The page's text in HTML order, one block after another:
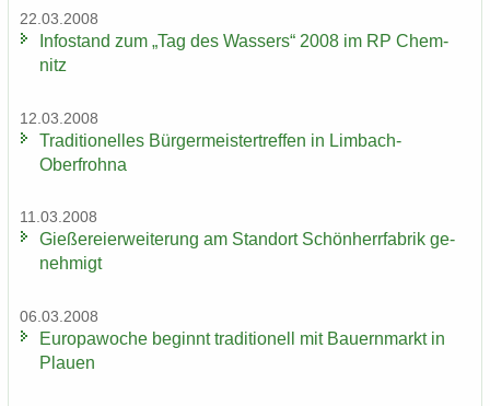
22.03.2008
In­fo­stand zum „Tag des Was­sers“ 2008 im RP Chem­
nitz
12.03.2008
Tra­di­tio­nel­les Bür­ger­meis­ter­tref­fen in Limbach-​
Oberfrohna
11.03.2008
Gie­ße­rei­er­wei­te­rung am Stand­ort Schön­herr­fa­brik ge­
neh­migt
06.03.2008
Eu­ro­pa­wo­che be­ginnt tra­di­tio­nell mit Bau­ern­markt in
Plau­en